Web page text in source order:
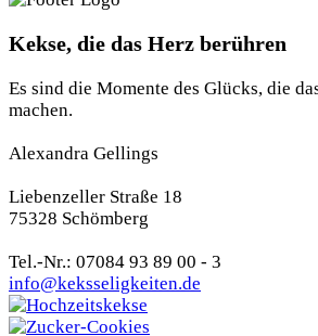
Kekse, die das Herz berühren
Es sind die Momente des Glücks, die
machen.
Alexandra Gellings
Liebenzeller Straße 18
75328 Schömberg
Tel.-Nr.: 07084 93 89 00 - 3
info@keksseligkeiten.de